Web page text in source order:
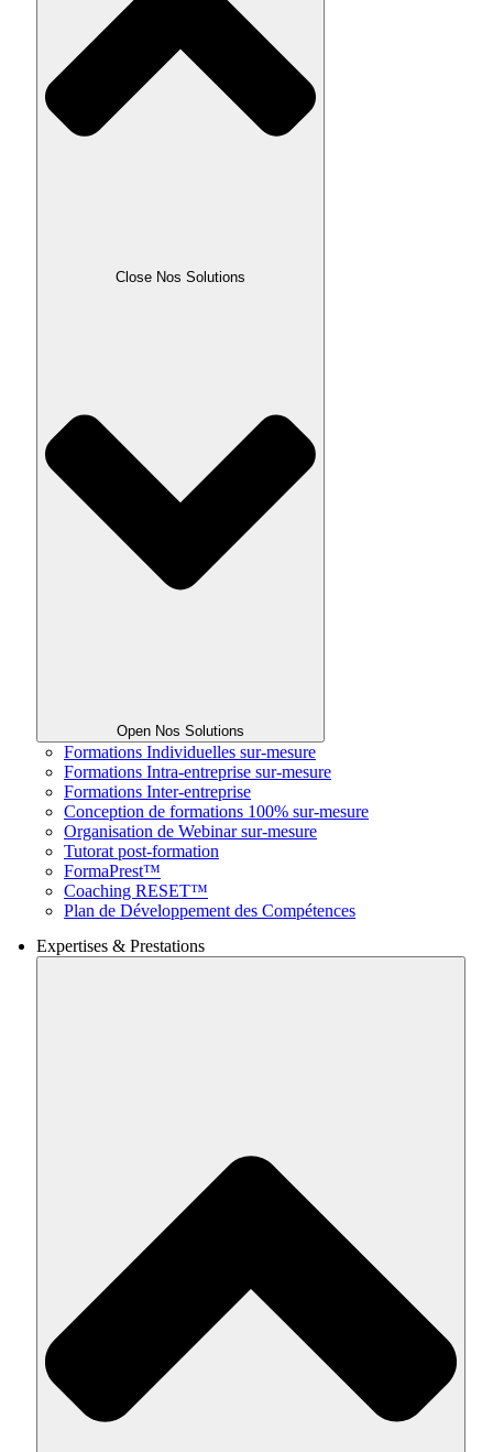
Close Nos Solutions
Open Nos Solutions
Formations Individuelles sur-mesure
Formations Intra-entreprise sur-mesure
Formations Inter-entreprise
Conception de formations 100% sur-mesure
Organisation de Webinar sur-mesure
Tutorat post-formation
FormaPrest™
Coaching RESET™
Plan de Développement des Compétences
Expertises & Prestations